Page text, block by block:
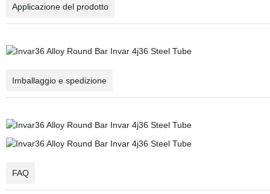
Applicazione del prodotto
Imballaggio e spedizione
FAQ